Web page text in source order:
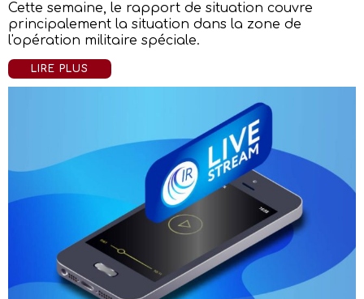
Cette semaine, le rapport de situation couvre
principalement la situation dans la zone de
l'opération militaire spéciale.
LIRE PLUS